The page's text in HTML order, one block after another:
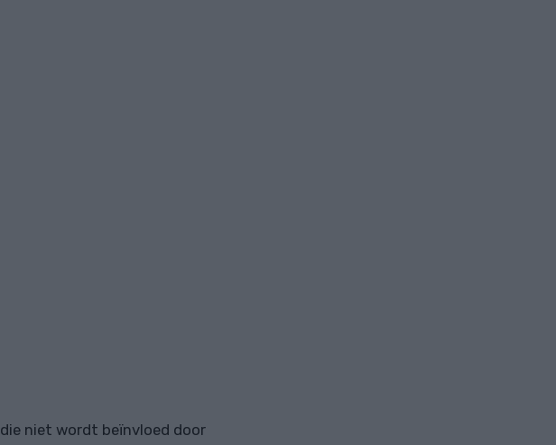
die niet wordt beïnvloed door